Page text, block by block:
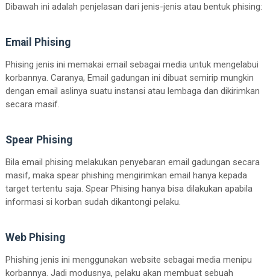
Dibawah ini adalah penjelasan dari jenis-jenis atau bentuk phising:
Email Phising
Phising jenis ini memakai email sebagai media untuk mengelabui
korbannya. Caranya, Email gadungan ini dibuat semirip mungkin
dengan email aslinya suatu instansi atau lembaga dan dikirimkan
secara masif.
Spear Phising
Bila email phising melakukan penyebaran email gadungan secara
masif, maka spear phishing mengirimkan email hanya kepada
target tertentu saja. Spear Phising hanya bisa dilakukan apabila
informasi si korban sudah dikantongi pelaku.
Web Phising
Phishing jenis ini menggunakan website sebagai media menipu
korbannya. Jadi modusnya, pelaku akan membuat sebuah